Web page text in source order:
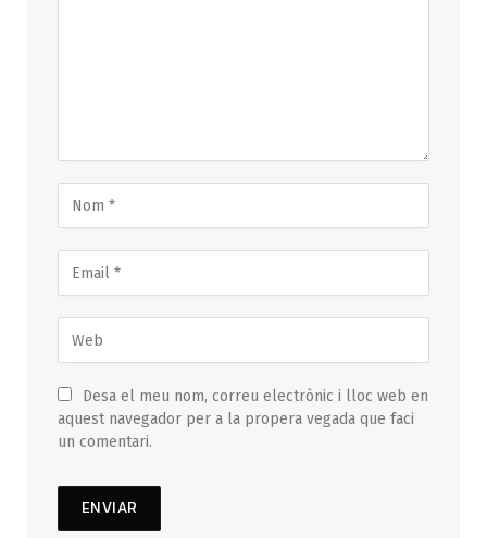
Desa el meu nom, correu electrònic i lloc web en
aquest navegador per a la propera vegada que faci
un comentari.